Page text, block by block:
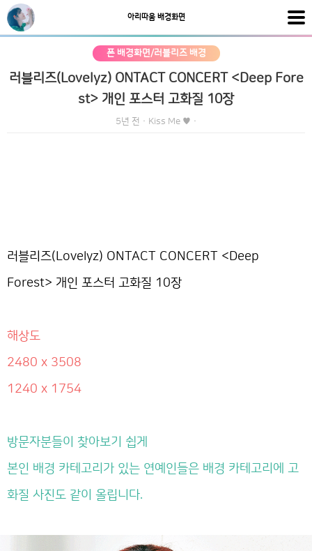
아리따움 배경화면
폰 배경화면/러블리즈 배경
러블리즈(Lovelyz) ONTACT CONCERT <Deep Fore
st> 개인 포스터 고화질 10장
5년 전 · Kiss Me ♥ ·
러블리즈(Lovelyz) ONTACT CONCERT <Deep
Forest> 개인 포스터 고화질 10장
해상도
2480 x 3508
1240 x 1754
방문자분들이 찾아보기 쉽게
본인 배경 카테고리가 있는 연예인들은 배경 카테고리에 고
화질 사진도 같이 올립니다.